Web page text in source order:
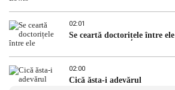
02:01
Se ceartă doctorițele între ele
02:00
Cică ăsta-i adevărul